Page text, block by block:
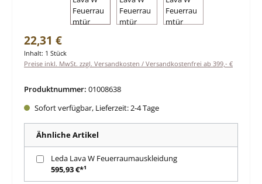
Regulärer Preis:
22,31 €
Inhalt: 1 Stück
Preise inkl. MwSt. zzgl. Versandkosten / Versandkostenfrei ab 399,- €
Produktnummer: 01008638
Sofort verfügbar, Lieferzeit: 2-4 Tage
Ähnliche Artikel
Leda Lava W Feuerraumauskleidung
595,93 €*¹